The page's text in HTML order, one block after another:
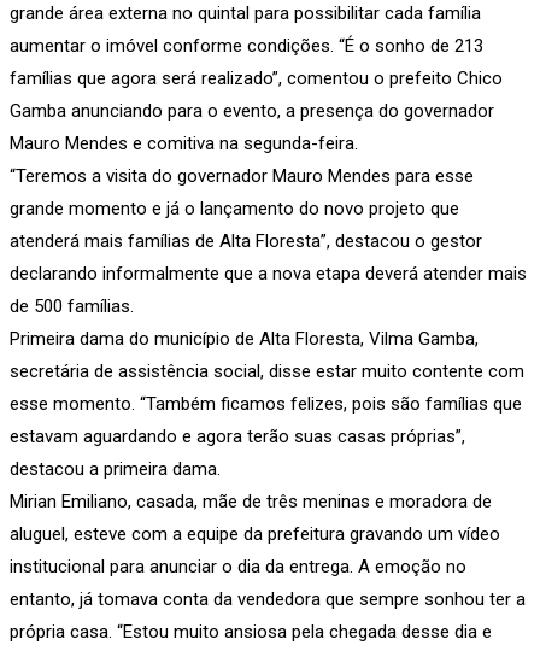
grande área externa no quintal para possibilitar cada família
aumentar o imóvel conforme condições. “É o sonho de 213
famílias que agora será realizado”, comentou o prefeito Chico
Gamba anunciando para o evento, a presença do governador
Mauro Mendes e comitiva na segunda-feira.
“Teremos a visita do governador Mauro Mendes para esse
grande momento e já o lançamento do novo projeto que
atenderá mais famílias de Alta Floresta”, destacou o gestor
declarando informalmente que a nova etapa deverá atender mais
de 500 famílias.
Primeira dama do município de Alta Floresta, Vilma Gamba,
secretária de assistência social, disse estar muito contente com
esse momento. “Também ficamos felizes, pois são famílias que
estavam aguardando e agora terão suas casas próprias”,
destacou a primeira dama.
Mirian Emiliano, casada, mãe de três meninas e moradora de
aluguel, esteve com a equipe da prefeitura gravando um vídeo
institucional para anunciar o dia da entrega. A emoção no
entanto, já tomava conta da vendedora que sempre sonhou ter a
própria casa. “Estou muito ansiosa pela chegada desse dia e